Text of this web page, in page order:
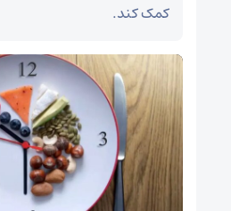
کمک کند.